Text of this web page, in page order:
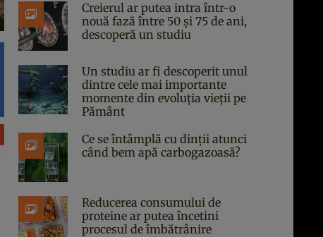
Creierul ar putea intra într-o
nouă fază între 50 și 75 de ani,
descoperă un studiu
Un studiu ar fi descoperit unul
dintre cele mai importante
momente din evoluția vieții pe
Pământ
Ce se întâmplă cu dinții atunci
când bem apă carbogazoasă?
Reducerea consumului de
proteine ar putea încetini
procesul de îmbătrânire